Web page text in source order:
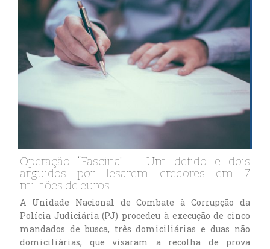
Operação “Fascina” – Um detido e dois
arguidos por lesarem credores em 7
milhões de euros
A Unidade Nacional de Combate à Corrupção da
Polícia Judiciária (PJ) procedeu à execução de cinco
mandados de busca, três domiciliárias e duas não
domiciliárias, que visaram a recolha de prova